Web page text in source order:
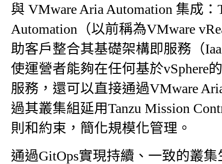
與 VMware Aria Automation 集成
Automation（以前稱為VMware
助客戶整合其基礎架構即服務（
使運營者能夠在任何基於vSphere
服務，還可以直接通過VMware
過其叢集組延用Tanzu Mission
則和約束，簡化規模化管理。
通過GitOps實現持續、一致的叢